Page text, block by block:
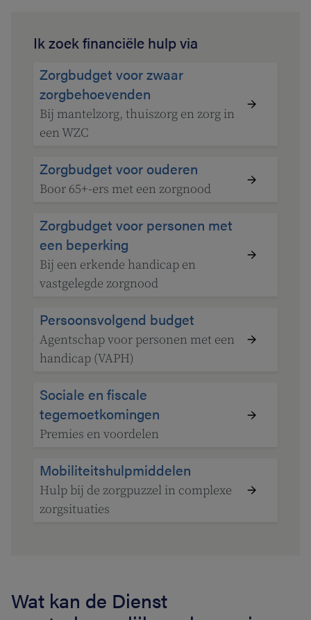
Ik zoek financiële hulp via
Zorgbudget voor zwaar
zorgbehoevenden
Bij mantelzorg, thuiszorg en zorg in
een WZC
Zorgbudget voor ouderen
Boor 65+-ers met een zorgnood
Zorgbudget voor personen met
een beperking
Bij een erkende handicap en
vastgelegde zorgnood
Persoonsvolgend budget
Agentschap voor personen met een
handicap (VAPH)
Sociale en fiscale
tegemoetkomingen
Premies en voordelen
Mobiliteitshulpmiddelen
Hulp bij de zorgpuzzel in complexe
zorgsituaties
Wat kan de Dienst